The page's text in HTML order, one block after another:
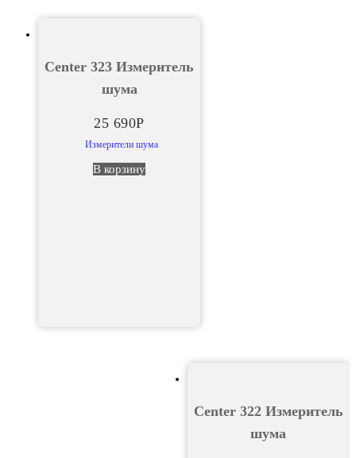
Center 323 Измеритель
шума
25 690Р
Измерители шума
В корзину
Center 322 Измеритель
шума